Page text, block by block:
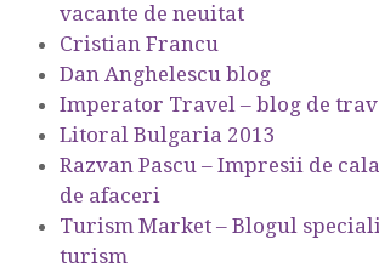
vacante de neuitat
Cristian Francu
Dan Anghelescu blog
Imperator Travel – blog de
Litoral Bulgaria 2013
Razvan Pascu – Impresii de
de afaceri
Turism Market – Blogul
turism